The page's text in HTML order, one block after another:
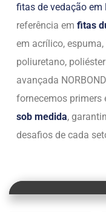
fitas de vedação em
referência em fitas
em acrílico,
poliuretano,
avançada
fornecemos primers
sob medida,
desafios de cada